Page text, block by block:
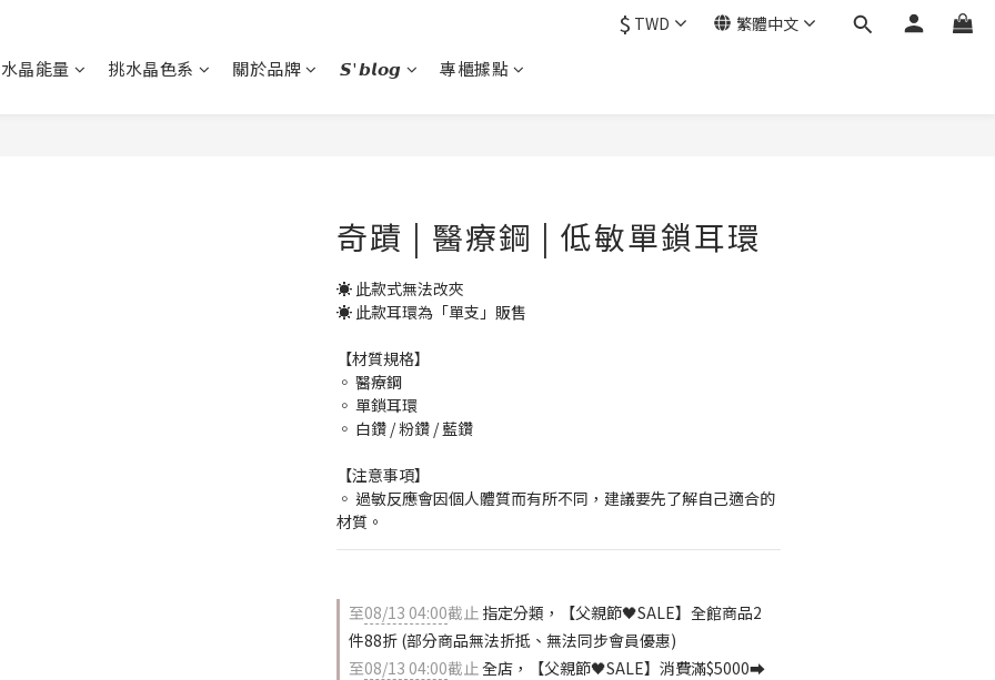
$ TWD 繁體中文
晶能量 挑水晶色系 關於品牌 𝙎'𝙗𝙡𝙤𝙜 專櫃據點
奇蹟 | 醫療鋼 | 低敏單鎖耳環
☀ 此款式無法改夾
☀ 此款耳環為「單支」販售
【材質規格】
◦ 醫療鋼
◦ 單鎖耳環
◦ 白鑽 / 粉鑽 / 藍鑽
【注意事項】
◦ 過敏反應會因個人體質而有所不同，建議要先了解自己適合的
材質。
至08/13 04:00截止 指定分類，【父親節🖤SALE】全館商品2
件88折 (部分商品無法折抵、無法同步會員優惠)
至08/13 04:00截止全店，【父親節🖤SALE】消費滿$5000⮕